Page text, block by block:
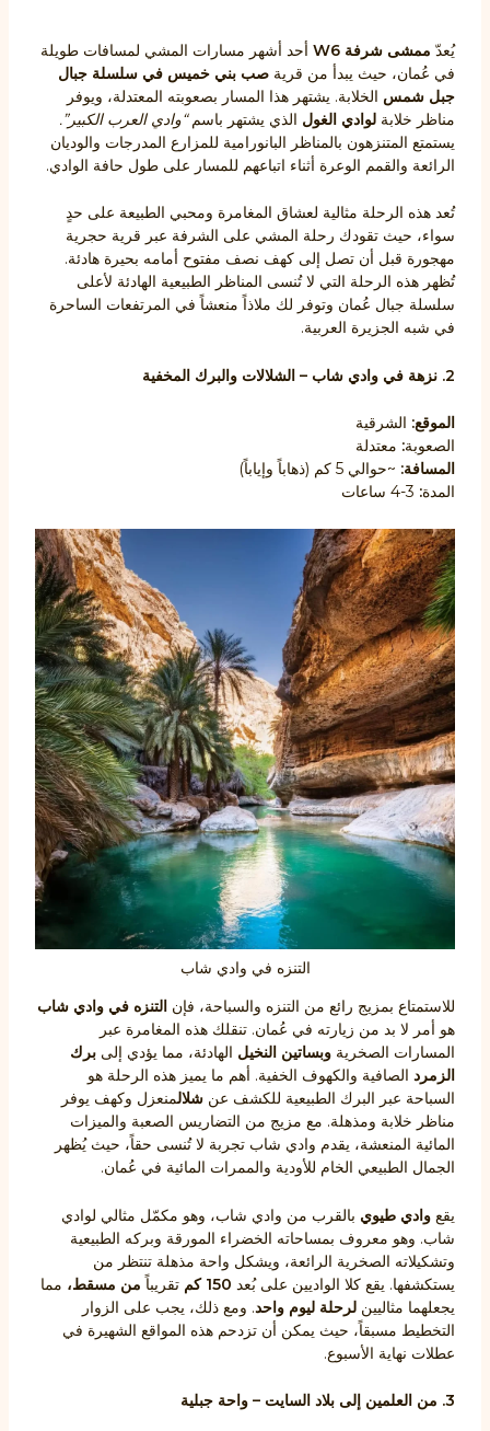
يُعدّ ممشى شرفة W6
أحد أشهر مسارات المشي لمسافات طويلة
في عُمان، حيث يبدأ من قرية صب بني خميس في سلسلة جبال
جبل شمس الخلابة. يشتهر هذا المسار بصعوبته المعتدلة، ويوفر
مناظر خلابة لوادي الغول الذي يشتهر باسم“وادي العرب الكبير”.
يستمتع المتنزهون بالمناظر البانورامية للمزارع المدرجات والوديان
الرائعة والقمم الوعرة أثناء اتباعهم للمسار على طول حافة الوادي.
تُعد هذه الرحلة مثالية لعشاق المغامرة ومحبي الطبيعة على حدٍ
سواء، حيث تقودك رحلة المشي على الشرفة عبر قرية حجرية
مهجورة قبل أن تصل إلى كهف نصف مفتوح أمامه بحيرة هادئة.
تُظهر هذه الرحلة التي لا تُنسى المناظر الطبيعية الهادئة لأعلى
سلسلة جبال عُمان وتوفر لك ملاذاً منعشاً في المرتفعات الساحرة
في شبه الجزيرة العربية.
2. نزهة في وادي شاب – الشلالات والبرك المخفية
الموقع: الشرقية
الصعوبة: معتدلة
المسافة: ~حوالي 5 كم (ذهاباً وإياباً)
المدة:
التنزه في وادي شاب
للاستمتاع بمزيج رائع من التنزه والسباحة، فإن التنزه في وادي شاب
هو أمر لا بد من زيارته في عُمان. تنقلك هذه المغامرة عبر
المسارات الصخرية وبساتين النخيل الهادئة، مما يؤدي إلى برك
الزمردالصافية والكهوف الخفية. أهم ما يميز هذه الرحلة هو
السباحة عبر البرك الطبيعية للكشف عن شلالمنعزل وكهف يوفر
مناظر خلابة ومذهلة. مع مزيج من التضاريس الصعبة والميزات
المائية المنعشة، يقدم وادي شاب تجربة لا تُنسى حقاً، حيث يُظهر
الجمال الطبيعي الخام للأودية والممرات المائية في عُمان.
يقع وادي طيوي بالقرب من وادي شاب، وهو مكمّل مثالي لوادي
شاب. وهو معروف بمساحاته الخضراء المورقة وبركه الطبيعية
وتشكيلاته الصخرية الرائعة، ويشكل واحة مذهلة تنتظر من
يستكشفها. يقع كلا الواديين على بُعد 150 كم تقريباً من مسقط، مما
يجعلهما مثاليين لرحلة ليوم واحد. ومع ذلك، يجب على الزوار
التخطيط مسبقاً، حيث يمكن أن تزدحم هذه المواقع الشهيرة في
عطلات نهاية الأسبوع.
3. من العلمين إلى بلاد السايت – واحة جبلية